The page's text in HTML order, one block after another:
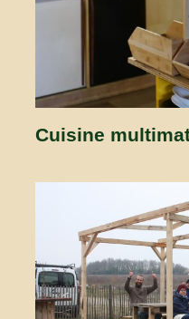
Cuisine